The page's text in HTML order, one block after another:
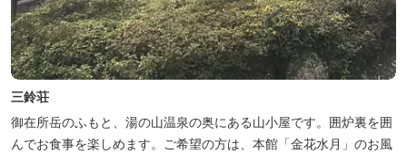
三鈴荘
御在所岳のふもと、湯の山温泉の奥にある山小屋です。囲炉裏を囲
んでお食事を楽しめます。ご希望の方は、本館「金花水月」のお風